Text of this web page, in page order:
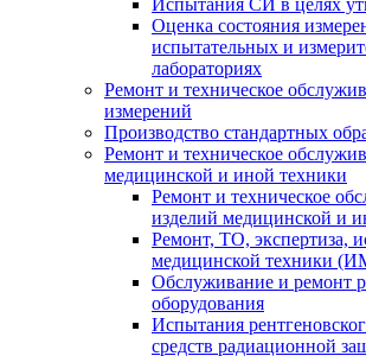
Оценка состояния
испытательных и
лабораториях
Ремонт и техническое
измерений
Производство стандартных
Ремонт и техническое
медицинской и иной техники
Ремонт и техническое
изделий медицинской и
Ремонт, ТО, экспертиза,
медицинской техники
Обслуживание и ремонт
оборудования
Испытания
средств радиационной